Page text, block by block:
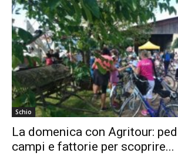
Schio
La domenica con Agritour:
campi e fattorie per scoprire...